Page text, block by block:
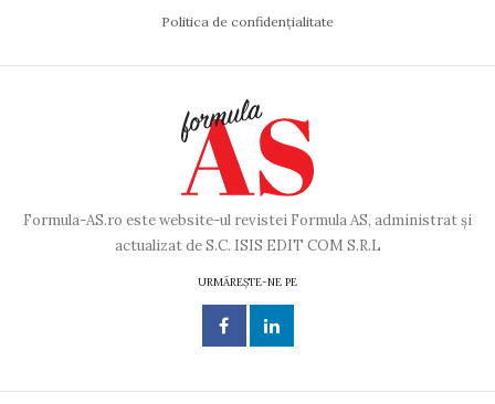
Politica de confidențialitate
Formula-AS.ro este website-ul revistei Formula AS, administrat și
actualizat de S.C. ISIS EDIT COM S.R.L
URMĂREȘTE-NE PE